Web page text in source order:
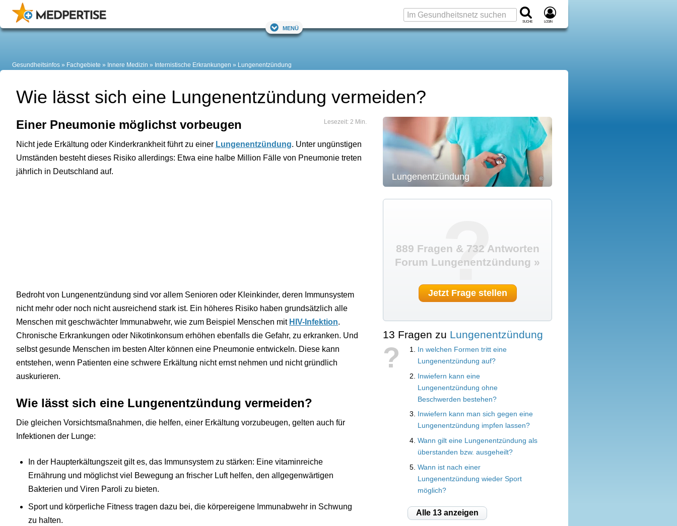
Suche Login
Menü
Gesundheitsinfos Fachgebiete Innere Medizin Internistische Erkrankungen Lungenentzündung
Wie lässt sich eine Lungenentzündung vermeiden?
Lesezeit: 2 Min.
Einer Pneumonie möglichst vorbeugen
Nicht jede Erkältung oder Kinderkrankheit führt zu einer Lungenentzündung. Unter ungünstigen
Umständen besteht dieses Risiko allerdings: Etwa eine halbe Million Fälle von Pneumonie treten
jährlich in Deutschland auf.
Bedroht von Lungenentzündung sind vor allem Senioren oder Kleinkinder, deren Immunsystem
nicht mehr oder noch nicht ausreichend stark ist. Ein höheres Risiko haben grundsätzlich alle
Menschen mit geschwächter Immunabwehr, wie zum Beispiel Menschen mit HIV-Infektion.
Chronische Erkrankungen oder Nikotinkonsum erhöhen ebenfalls die Gefahr, zu erkranken. Und
selbst gesunde Menschen im besten Alter können eine Pneumonie entwickeln. Diese kann
entstehen, wenn Patienten eine schwere Erkältung nicht ernst nehmen und nicht gründlich
auskurieren.
Wie lässt sich eine Lungenentzündung vermeiden?
Die gleichen Vorsichtsmaßnahmen, die helfen, einer Erkältung vorzubeugen, gelten auch für
Infektionen der Lunge:
In der Haupterkältungszeit gilt es, das Immunsystem zu stärken: Eine vitaminreiche
Ernährung und möglichst viel Bewegung an frischer Luft helfen, den allgegenwärtigen
Bakterien und Viren Paroli zu bieten.
Sport und körperliche Fitness tragen dazu bei, die körpereigene Immunabwehr in Schwung
zu halten.
Lungenentzündung ©
?
889 Fragen & 732 Antworten
Forum Lungenentzündung »
Jetzt Frage stellen
13 Fragen zu Lungenentzündung
?
In welchen Formen tritt eine
Lungenentzündung auf?
Inwiefern kann eine
Lungenentzündung ohne
Beschwerden bestehen?
Inwiefern kann man sich gegen eine
Lungenentzündung impfen lassen?
Wann gilt eine Lungenentzündung als
überstanden bzw. ausgeheilt?
Wann ist nach einer
Lungenentzündung wieder Sport
möglich?
Alle 13 anzeigen